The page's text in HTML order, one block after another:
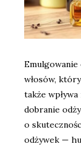
włosów,
także
dobranie
o
odżywek —